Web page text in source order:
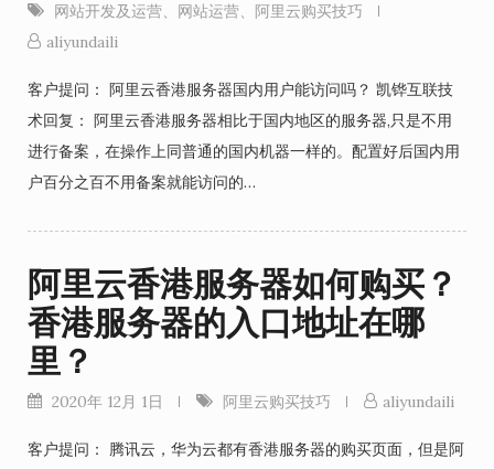
网站开发及运营、 网站运营、 阿里云购买技巧
aliyundaili
客户提问： 阿里云香港服务器国内用户能访问吗？ 凯铧互联技
术回复： 阿里云香港服务器相比于国内地区的服务器,只是不用
进行备案，在操作上同普通的国内机器一样的。配置好后国内用
户百分之百不用备案就能访问的…
阿里云香港服务器如何购买？
香港服务器的入口地址在哪
里？
2020年 12月 1日 阿里云购买技巧 aliyundaili
客户提问： 腾讯云，华为云都有香港服务器的购买页面，但是阿